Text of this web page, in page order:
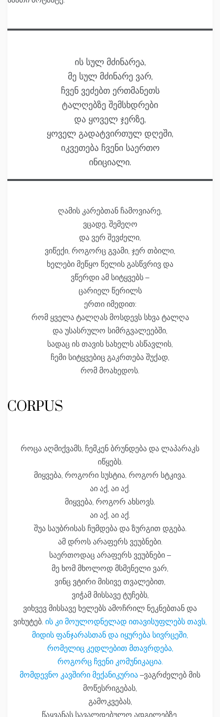
ის სულ მძინარეა,
მე სულ მძინარე ვარ,
ჩვენ ვეძებთ ერთმანეთს
ტალღებზე შემსხდრები
და ყოველ ჯერზე,
ყოველ გადატვირთულ დღეში,
იკვეთება ჩვენი საერთო
ინიციალი.
ღამის კარებთან ჩამოვიარე,
ვცადე, შემეღო
და ვერ შევძელი,
ვიწექი, როგორც გვამი, ჯერ თბილი,
ხელები მეწყო წელის გასწვრივ და
ვწერდი ამ სიტყვებს –
ცარიელ წერილს
ერთი იმედით:
რომ ყველა ტალღას მოსდევს სხვა ტალღა
და უსასრულო სიმრგვალეებში,
სადაც ის თავის სახელს ასწავლის,
ჩემი სიტყვებიც გაკრთება შუქად,
რომ მოახედოს.
CORPUS
როცა აღმიქვამს, ჩემკენ ბრუნდება და ლაპარაკს
იწყებს.
მიყვება, როგორი სუსტია, როგორ სტკივა.
აი აქ, აი აქ.
მიყვება, როგორ ახსოვს.
აი აქ, აი აქ.
შუა საუბრისას ჩუმდება და ზურგით დგება.
ამ დროს არაფერს ვეუბნები.
საერთოდაც არაფერს ვეუბნები –
მე ხომ მხოლოდ მსმენელი ვარ,
ვინც ვტირი მისივე თვალებით,
ვიჭამ მისსავე ტუჩებს,
ვიხვევ მისსავე ხელებს ამოჩრილ ნეკნებთან და
ვიხუტებ. ის კი მოულოდნელად ითავისუფლებს თავს,
მიდის ფანჯარასთან და იყურება სივრცეში,
რომელიც კედლებით მთავრდება,
როგორც ჩვენი კომუნიკაცია.
მომდევნო კავშირი მექანიკურია –ვაგრძელებ მის
მოწესრიგებას,
გამოკვებას,
წაყვანას სავალდებულო ადგილებზე,